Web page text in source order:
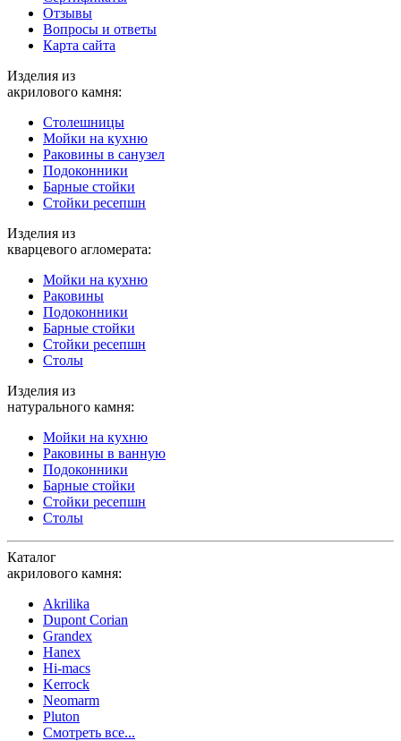
Отзывы
Вопросы и ответы
Карта сайта
Изделия из
акрилового камня:
Столешницы
Мойки на кухню
Раковины в санузел
Подоконники
Барные стойки
Стойки ресепшн
Изделия из
кварцевого агломерата:
Мойки на кухню
Раковины
Подоконники
Барные стойки
Стойки ресепшн
Столы
Изделия из
натурального камня:
Мойки на кухню
Раковины в ванную
Подоконники
Барные стойки
Стойки ресепшн
Столы
Каталог
акрилового камня:
Akrilika
Dupont Corian
Grandex
Hanex
Hi-macs
Kerrock
Neomarm
Pluton
Смотреть все...